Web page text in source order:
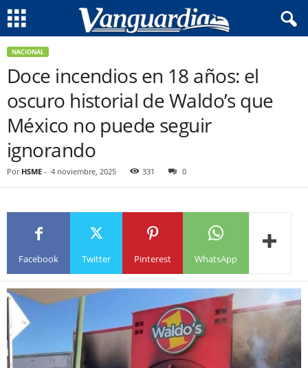
NACIONAL
Doce incendios en 18 años: el
oscuro historial de Waldo’s que
México no puede seguir
ignorando
Por HSME - 4 noviembre, 2025 331 0
Facebook Twitter Pinterest WhatsApp